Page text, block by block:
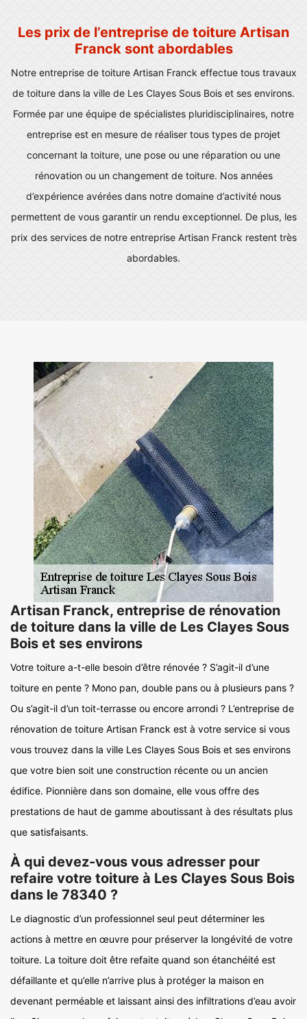
Les prix de l’entreprise de toiture Artisan
Franck sont abordables
Notre entreprise de toiture Artisan Franck effectue tous travaux
de toiture dans la ville de Les Clayes Sous Bois et ses environs.
Formée par une équipe de spécialistes pluridisciplinaires, notre
entreprise est en mesure de réaliser tous types de projet
concernant la toiture, une pose ou une réparation ou une
rénovation ou un changement de toiture. Nos années
d’expérience avérées dans notre domaine d’activité nous
permettent de vous garantir un rendu exceptionnel. De plus, les
prix des services de notre entreprise Artisan Franck restent très
abordables.
Artisan Franck, entreprise de rénovation
de toiture dans la ville de Les Clayes Sous
Bois et ses environs
Votre toiture a-t-elle besoin d’être rénovée ? S’agit-il d’une
toiture en pente ? Mono pan, double pans ou à plusieurs pans ?
Ou s’agit-il d’un toit-terrasse ou encore arrondi ? L’entreprise de
rénovation de toiture Artisan Franck est à votre service si vous
vous trouvez dans la ville Les Clayes Sous Bois et ses environs
que votre bien soit une construction récente ou un ancien
édifice. Pionnière dans son domaine, elle vous offre des
prestations de haut de gamme aboutissant à des résultats plus
que satisfaisants.
À qui devez-vous vous adresser pour
refaire votre toiture à Les Clayes Sous Bois
dans le 78340 ?
Le diagnostic d’un professionnel seul peut déterminer les
actions à mettre en œuvre pour préserver la longévité de votre
toiture. La toiture doit être refaite quand son étanchéité est
défaillante et qu’elle n’arrive plus à protéger la maison en
devenant perméable et laissant ainsi des infiltrations d’eau avoir